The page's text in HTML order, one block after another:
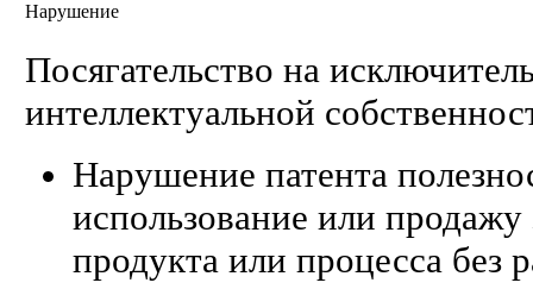
Нарушение
Посягательство на
интеллектуальной
Нарушение патента
использование или продажу
продукта или процесса без